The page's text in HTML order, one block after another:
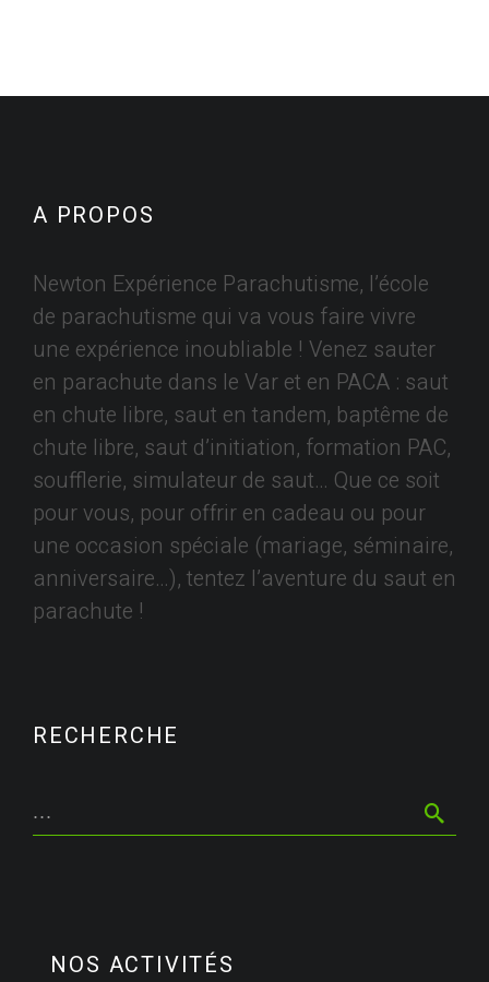
A PROPOS
Newton Expérience Parachutisme, l’école
de parachutisme qui va vous faire vivre
une expérience inoubliable ! Venez sauter
en parachute dans le Var et en PACA : saut
en chute libre, saut en tandem, baptême de
chute libre, saut d’initiation, formation PAC,
soufflerie, simulateur de saut… Que ce soit
pour vous, pour offrir en cadeau ou pour
une occasion spéciale (mariage, séminaire,
anniversaire…), tentez l’aventure du saut en
parachute !
RECHERCHE
NOS ACTIVITÉS